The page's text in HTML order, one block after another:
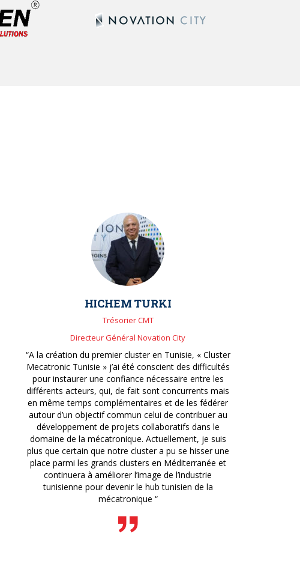
HICHEM TURKI
Trésorier CMT
Directeur Général Novation City
“A la création du premier cluster en Tunisie, « Cluster
Mecatronic Tunisie » j’ai été conscient des difficultés
pour instaurer une confiance nécessaire entre les
différents acteurs, qui, de fait sont concurrents mais
en même temps complémentaires et de les fédérer
autour d’un objectif commun celui de contribuer au
développement de projets collaboratifs dans le
domaine de la mécatronique. Actuellement, je suis
plus que certain que notre cluster a pu se hisser une
place parmi les grands clusters en Méditerranée et
continuera à améliorer l’image de l’industrie
tunisienne pour devenir le hub tunisien de la
mécatronique “